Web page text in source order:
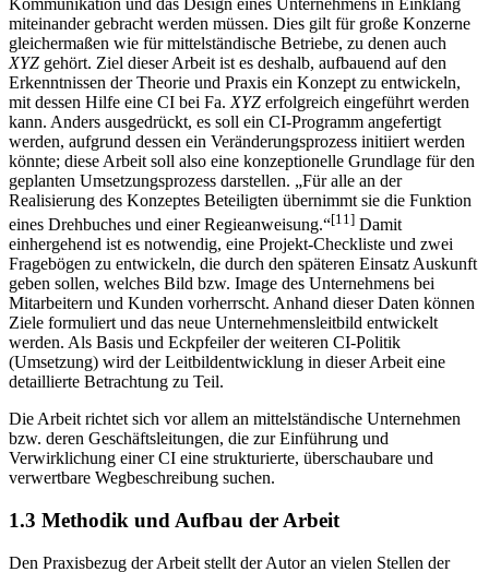
Kommunikation und das Design eines Unternehmens in Einklang
miteinander gebracht werden müssen. Dies gilt für große Konzerne
gleichermaßen wie für mittelständische Betriebe, zu denen auch
XYZgehört. Ziel dieser Arbeit ist es deshalb, aufbauend auf den
Erkenntnissen der Theorie und Praxis ein Konzept zu entwickeln,
mit dessen Hilfe eine CI bei Fa.XYZerfolgreich eingeführt werden
kann. Anders ausgedrückt, es soll ein CI-Programm angefertigt
werden, aufgrund dessen ein Veränderungsprozess initiiert werden
könnte; diese Arbeit soll also eine konzeptionelle Grundlage für den
geplanten Umsetzungsprozess darstellen. „Für alle an der
Realisierung des Konzeptes Beteiligten übernimmt sie die Funktion
eines Drehbuches und einer Regieanweisung.“[11]Damit
einhergehend ist es notwendig, eine Projekt-Checkliste und zwei
Fragebögen zu entwickeln, die durch den späteren Einsatz Auskunft
geben sollen, welches Bild bzw. Image des Unternehmens bei
Mitarbeitern und Kunden vorherrscht. Anhand dieser Daten können
Ziele formuliert und das neue Unternehmensleitbild entwickelt
werden. Als Basis und Eckpfeiler der weiteren CI-Politik
(Umsetzung) wird der Leitbildentwicklung in dieser Arbeit eine
Die Arbeit richtet sich vor allem an mittelständische Unternehmen
bzw. deren Geschäftsleitungen, die zur Einführung und
Verwirklichung einer CI eine strukturierte, überschaubare und